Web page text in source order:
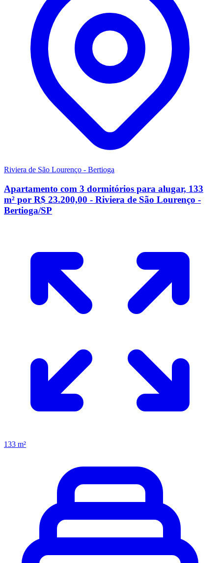
Riviera de São Lourenço - Bertioga
Apartamento com 3 dormitórios para alugar, 133
m² por R$ 23.200,00 - Riviera de São Lourenço -
Bertioga/SP
133 m²